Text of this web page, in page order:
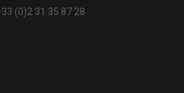
(0)2 31 35 87 28